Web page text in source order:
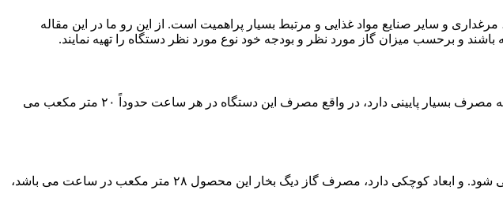
و سایر صنایع مواد غذایی و مرتبط بسیار پراهمیت است. از این رو ما در این مقاله
و برحسب میزان گاز مورد نظر و بودجه خود نوع مورد نظر دستگاه را تهیه نمایند.
مصرف گاز مشعل دیگ بخار ۳۰۰ کیلویی این شرکت بویلر ایران یکی از دیگ های کم ظرفیت و کوچک است. که مصرف بسیار پایینی دارد، در واقع مصرف این دستگاه در هر ساعت حدوداً ۲۰ متر مکعب می
مصرف گاز در دیگ بخار ۵۰۰ کیلو از دیگر دیگ های مرغوب است. و از دسته دیگ های کم ظرفیت محسوب می شود. و ابعاد کوچکی دارد، مصرف گاز دیگ بخار این محصول ۲۸ متر مکعب در ساعت می باشد،